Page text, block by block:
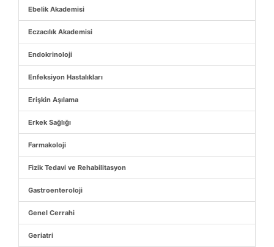
Ebelik Akademisi
Eczacılık Akademisi
Endokrinoloji
Enfeksiyon Hastalıkları
Erişkin Aşılama
Erkek Sağlığı
Farmakoloji
Fizik Tedavi ve Rehabilitasyon
Gastroenteroloji
Genel Cerrahi
Geriatri